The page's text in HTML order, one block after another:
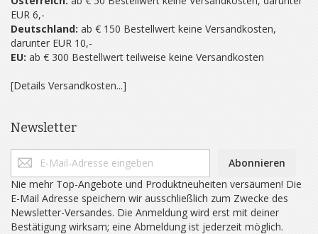
EUR 6,-
Deutschland: ab € 150 Bestellwert keine Versandkosten,
darunter EUR 10,-
EU: ab € 300 Bestellwert teilweise keine Versandkosten
[Details Versandkosten...]
Newsletter
Abonnieren
Nie mehr Top-Angebote und Produktneuheiten versäumen! Die
E-Mail Adresse speichern wir ausschließlich zum Zwecke des
Newsletter-Versandes. Die Anmeldung wird erst mit deiner
Bestätigung wirksam; eine Abmeldung ist jederzeit möglich.